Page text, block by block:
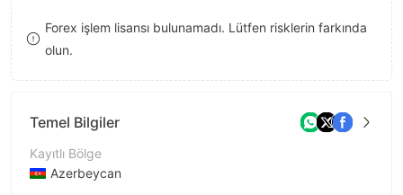
9 9
Forex işlem lisansı bulunamadı. Lütfen risklerin farkında
olun.
Temel Bilgiler
Kayıtlı Bölge
Azerbeycan